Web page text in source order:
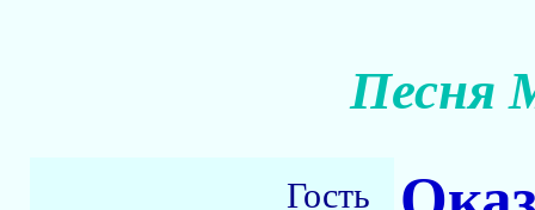
Песня
Гость